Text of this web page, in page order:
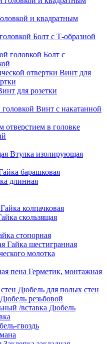
и квадратным
Болт с Т-образной
Болт с
Винт для
для розетки
Винт с накатанной
в головке
Втулка изолирующая
барашковая
длинная
Гайка колпачковая
скользящая
стопорная
Гайка шестигранная
молотка
Герметик, монтажная
Дюбель для полых стен
Дюбель резьбовой
Дюбель
гвоздь